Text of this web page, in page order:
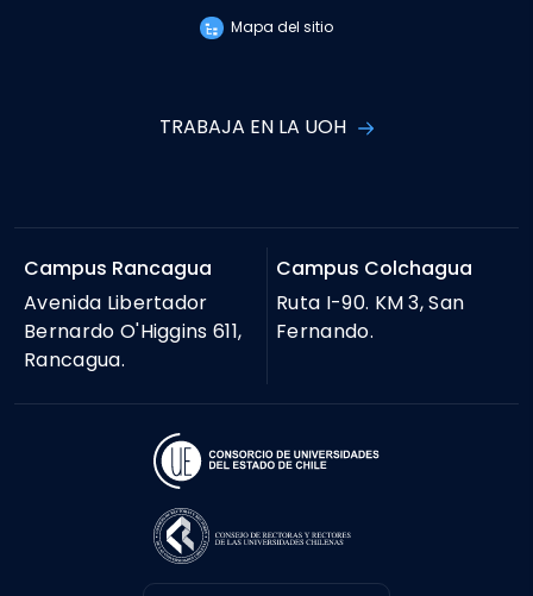
Mapa del sitio
TRABAJA EN LA UOH
Campus Rancagua
Avenida Libertador
Bernardo O'Higgins 611,
Rancagua.
Campus Colchagua
Ruta I-90. KM 3, San
Fernando.